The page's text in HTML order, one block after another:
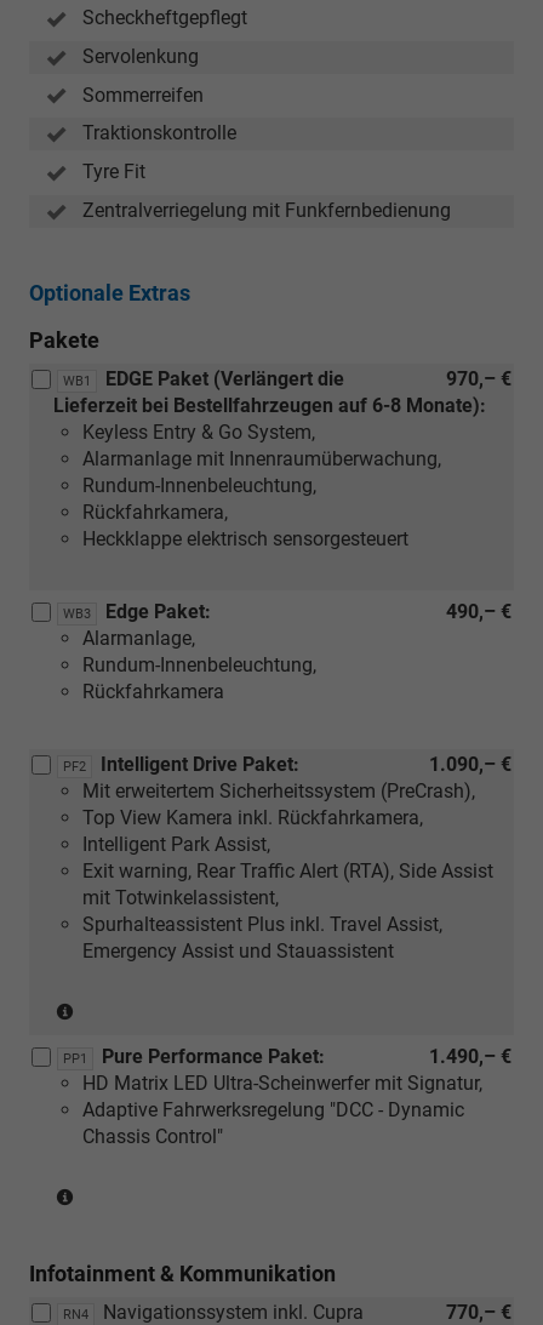
Scheckheftgepflegt
Servolenkung
Sommerreifen
Traktionskontrolle
Tyre Fit
Zentralverriegelung mit Funkfernbedienung
Optionale Extras
Pakete
WB1 970,– €
EDGE Paket (Verlängert die
Lieferzeit bei Bestellfahrzeugen auf 6-8 Monate):
Keyless Entry & Go System,
Alarmanlage mit Innenraumüberwachung,
Rundum-Innenbeleuchtung,
Rückfahrkamera,
Heckklappe elektrisch sensorgesteuert
WB3 490,– €
Edge Paket:
Alarmanlage,
Rundum-Innenbeleuchtung,
Rückfahrkamera
PF2 1.090,– €
Intelligent Drive Paket:
Mit erweitertem Sicherheitssystem (PreCrash),
Top View Kamera inkl. Rückfahrkamera,
Intelligent Park Assist,
Exit warning, Rear Traffic Alert (RTA), Side Assist
mit Totwinkelassistent,
Spurhalteassistent Plus inkl. Travel Assist,
Emergency Assist und Stauassistent
Verbindung
mit:
[WB1]
Edge
mit:
[PGR]
PP1 1.490,– €
Pure Performance Paket:
HD Matrix LED Ultra-Scheinwerfer mit Signatur,
Adaptive Fahrwerksregelung "DCC - Dynamic
Chassis Control"
mit:
Infotainment & Kommunikation
RN4 770,– €
Navigationssystem inkl. Cupra